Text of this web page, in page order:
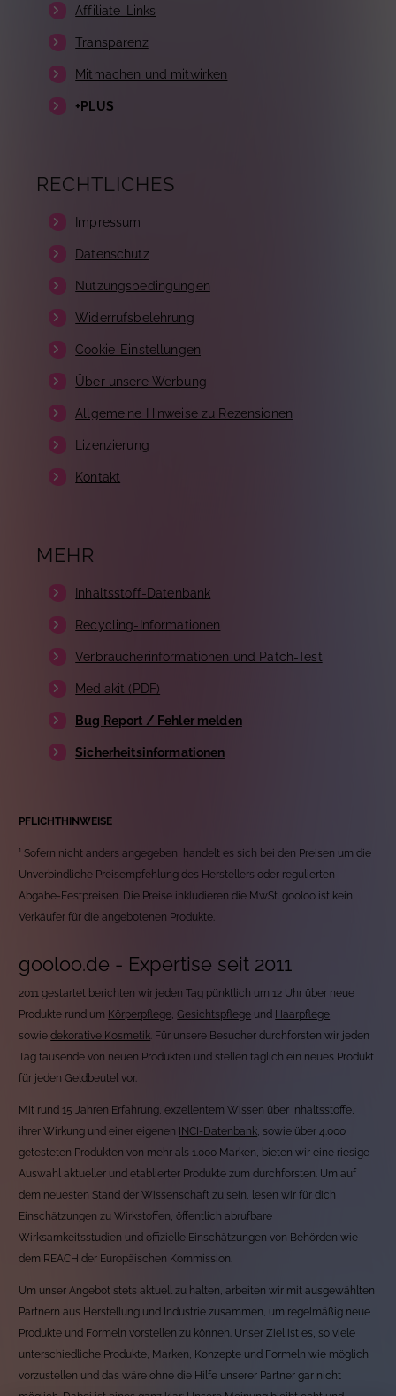
Affiliate-Links
Transparenz
Mitmachen und mitwirken
+PLUS
RECHTLICHES
Impressum
Datenschutz
Nutzungsbedingungen
Widerrufsbelehrung
Cookie-Einstellungen
Über unsere Werbung
Allgemeine Hinweise zu Rezensionen
Lizenzierung
Kontakt
MEHR
Inhaltsstoff-Datenbank
Recycling-Informationen
Verbraucherinformationen und Patch-Test
Mediakit (PDF)
Bug Report / Fehler melden
Sicherheitsinformationen
PFLICHTHINWEISE
¹ Sofern nicht anders angegeben, handelt es sich bei den Preisen um die
Unverbindliche Preisempfehlung des Herstellers oder regulierten
Abgabe-Festpreisen. Die Preise inkludieren die MwSt. gooloo ist kein
Verkäufer für die angebotenen Produkte.
gooloo.de - Expertise seit 2011
2011 gestartet berichten wir jeden Tag pünktlich um 12 Uhr über neue
Produkte rund um Körperpflege,Gesichtspflege und Haarpflege,
sowiedekorative Kosmetik. Für unsere Besucher durchforsten wir jeden
Tag tausende von neuen Produkten und stellen täglich ein neues Produkt
für jeden Geldbeutel vor.
Mit rund 15 Jahren Erfahrung, exzellentem Wissen über Inhaltsstoffe,
ihrer Wirkung und einer eigenen
INCI-Datenbank, sowie über 4.000
getesteten Produkten von mehr als 1.000 Marken, bieten wir eine riesige
Auswahl aktueller und etablierter Produkte zum durchforsten. Um auf
dem neuesten Stand der Wissenschaft zu sein, lesen wir für dich
Einschätzungen zu Wirkstoffen, öffentlich abrufbare
Wirksamkeitsstudien und offizielle Einschätzungen von Behörden wie
dem REACH der Europäischen Kommission.
Um unser Angebot stets aktuell zu halten, arbeiten wir mit ausgewählten
Partnern aus Herstellung und Industrie zusammen, um regelmäßig neue
Produkte und Formeln vorstellen zu können. Unser Ziel ist es, so viele
unterschiedliche Produkte, Marken, Konzepte und Formeln wie möglich
vorzustellen und das wäre ohne die Hilfe unserer Partner gar nicht